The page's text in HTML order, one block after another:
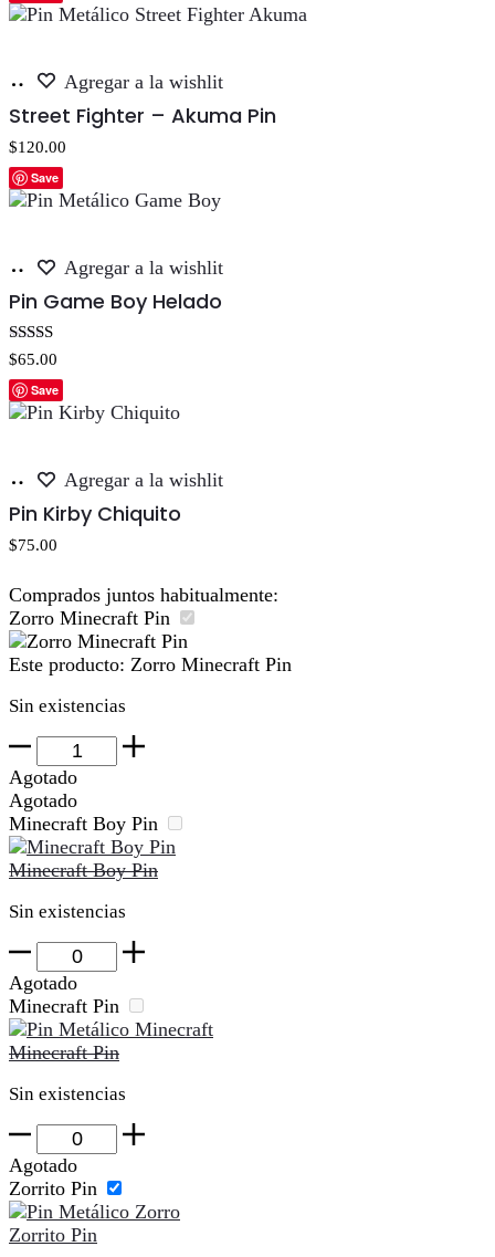
Añadir
carrito
Agregar a la wishlit
Street Fighter – Akuma Pin
$120.00
Save
Añadir
carrito
Agregar a la wishlit
Pin Game Boy Helado
Valorado con
de 5
$65.00
Save
Añadir
carrito
Agregar a la wishlit
Pin Kirby Chiquito
$75.00
Comprados juntos habitualmente:
Zorro Minecraft Pin
Este producto: Zorro Minecraft Pin
Sin existencias
Zorro
Minecraft
Pin
cantidad
Agotado
Agotado
Minecraft Boy Pin
Minecraft Boy Pin
Sin existencias
Minecraft
Boy
Pin
cantidad
Agotado
Minecraft Pin
Minecraft Pin
Sin existencias
Minecraft
Pin
cantidad
Agotado
Zorrito Pin
Zorrito Pin